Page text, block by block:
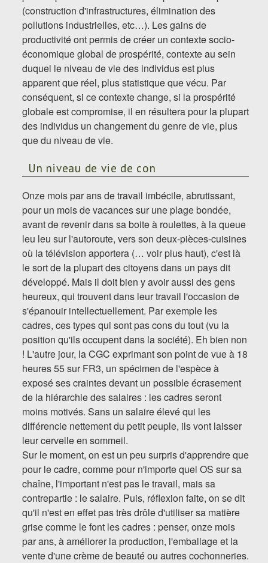
(construction d'infrastructures, élimination des
pollutions industrielles, etc…). Les gains de
productivité ont permis de créer un contexte socio-
économique global de prospérité, contexte au sein
duquel le niveau de vie des individus est plus
apparent que réel, plus statistique que vécu. Par
conséquent, si ce contexte change, si la prospérité
globale est compromise, il en résultera pour la plupart
des individus un changement du genre de vie, plus
que du niveau de vie.
Un niveau de vie de con
Onze mois par ans de travail imbécile, abrutissant,
pour un mois de vacances sur une plage bondée,
avant de revenir dans sa boite à roulettes, à la queue
leu leu sur l'autoroute, vers son deux-pièces-cuisines
où la télévision apportera (… voir plus haut), c'est là
le sort de la plupart des citoyens dans un pays dit
développé. Mais il doit bien y avoir aussi des gens
heureux, qui trouvent dans leur travail l'occasion de
s'épanouir intellectuellement. Par exemple les
cadres, ces types qui sont pas cons du tout (vu la
position qu'ils occupent dans la société). Eh bien non
! L'autre jour, la CGC exprimant son point de vue à 18
heures 55 sur FR3, un spécimen de l'espèce à
exposé ses craintes devant un possible écrasement
de la hiérarchie des salaires : les cadres seront
moins motivés. Sans un salaire élevé qui les
différencie nettement du petit peuple, ils vont laisser
leur cervelle en sommeil.
Sur le moment, on est un peu surpris d'apprendre que
pour le cadre, comme pour n'importe quel OS sur sa
chaîne, l'important n'est pas le travail, mais sa
contrepartie : le salaire. Puis, réflexion faite, on se dit
qu'il n'est en effet pas très drôle d'utiliser sa matière
grise comme le font les cadres : penser, onze mois
par ans, à améliorer la production, l'emballage et la
vente d'une crème de beauté ou autres cochonneries.